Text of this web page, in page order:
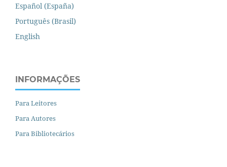
Español (España)
Português (Brasil)
English
INFORMAÇÕES
Para Leitores
Para Autores
Para Bibliotecários